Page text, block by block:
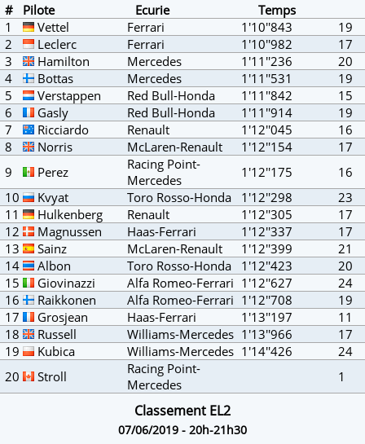
# Pilote Ecurie
Temps
1
Vettel Ferrari 1'10''843
19
2
Leclerc Ferrari 1'10''982
17
3
Hamilton Mercedes 1'11''236
20
4
Bottas Mercedes 1'11''531
19
5
Verstappen Red Bull-Honda 1'11''842
15
6
Gasly Red Bull-Honda 1'11''914
19
7
Ricciardo Renault 1'12''045
16
8
Norris McLaren-Renault 1'12''154
17
9
Perez
Racing Point-
Mercedes
1'12''175
16
10
Kvyat Toro Rosso-Honda 1'12''298
23
11
Hulkenberg Renault 1'12''305
17
12
Magnussen Haas-Ferrari 1'12''337
17
13
Sainz McLaren-Renault 1'12''399
21
14
Albon Toro Rosso-Honda 1'12''423
20
15
Giovinazzi Alfa Romeo-Ferrari 1'12''627
24
16
Raikkonen Alfa Romeo-Ferrari 1'12''708
19
17
Grosjean Haas-Ferrari 1'13''197
11
18
Russell Williams-Mercedes 1'13''966
17
19
Kubica Williams-Mercedes 1'14''426
24
20
Stroll
Racing Point-
Mercedes
1
Classement EL2
07/06/2019 - 20h-21h30